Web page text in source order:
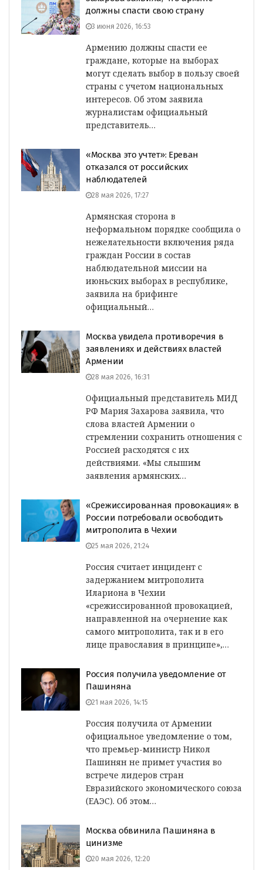
должны спасти свою страну
3 июня 2026, 16:53
Армению должны спасти ее
граждане, которые на выборах
могут сделать выбор в пользу своей
страны с учетом национальных
интересов. Об этом заявила
журналистам официальный
представитель…
«Москва это учтет»: Ереван
отказался от российских
наблюдателей
28 мая 2026, 17:27
Армянская сторона в
неформальном порядке сообщила о
нежелательности включения ряда
граждан России в состав
наблюдательной миссии на
июньских выборах в республике,
заявила на брифинге
официальный…
Москва увидела противоречия в
заявлениях и действиях властей
Армении
28 мая 2026, 16:31
Официальный представитель МИД
РФ Мария Захарова заявила, что
слова властей Армении о
стремлении сохранить отношения с
Россией расходятся с их
действиями. «Мы слышим
заявления армянских…
«Срежиссированная провокация»: в
России потребовали освободить
митрополита в Чехии
25 мая 2026, 21:24
Россия считает инцидент с
задержанием митрополита
Илариона в Чехии
«срежиссированной провокацией,
направленной на очернение как
самого митрополита, так и в его
лице православия в принципе»,…
Россия получила уведомление от
Пашиняна
21 мая 2026, 14:15
Россия получила от Армении
официальное уведомление о том,
что премьер-министр Никол
Пашинян не примет участия во
встрече лидеров стран
Евразийского экономического союза
(ЕАЭС). Об этом…
Москва обвинила Пашиняна в
цинизме
20 мая 2026, 12:20